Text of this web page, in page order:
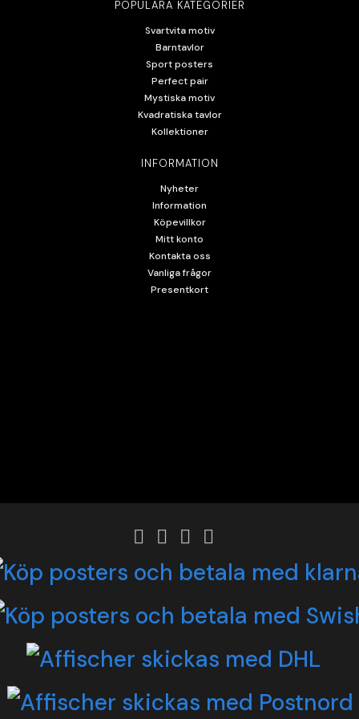
POPULÄRA KATEGORIER
Svartvita motiv
Barntavlor
Sport posters
Perfect pair
Mystiska motiv
Kvadratiska tavlor
Kollektioner
INFORMATION
Nyheter
Information
Köpevillkor
Mitt konto
Kontakta oss
Vanliga frågor
Presentkort